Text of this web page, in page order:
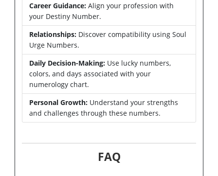
Career Guidance: Align your profession with
your Destiny Number.
Relationships: Discover compatibility using Soul
Urge Numbers.
Daily Decision-Making: Use lucky numbers,
colors, and days associated with your
numerology chart.
Personal Growth: Understand your strengths
and challenges through these numbers.
FAQ